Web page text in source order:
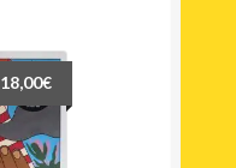
18,00€